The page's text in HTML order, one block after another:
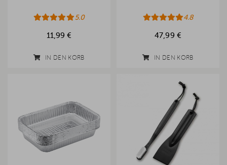
5.0
11,99 €
IN DEN KORB
4.8
47,99 €
IN DEN KORB